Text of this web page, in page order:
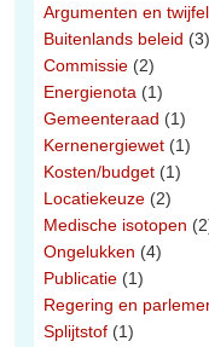
Argumenten en twijfel
Buitenlands beleid (3)
Commissie (2)
Energienota (1)
Gemeenteraad (1)
Kernenergiewet (1)
Kosten/budget (1)
Locatiekeuze (2)
Medische isotopen
Ongelukken (4)
Publicatie (1)
Regering en
Splijtstof (1)